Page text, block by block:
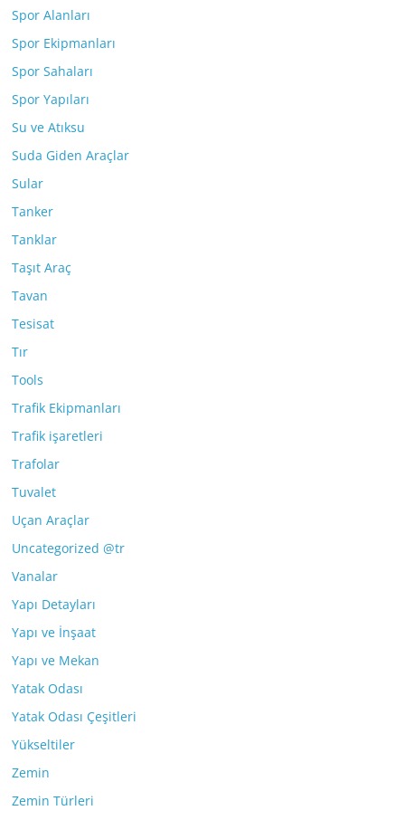
Spor Alanları
Spor Ekipmanları
Spor Sahaları
Spor Yapıları
Su ve Atıksu
Suda Giden Araçlar
Sular
Tanker
Tanklar
Taşıt Araç
Tavan
Tesisat
Tır
Tools
Trafik Ekipmanları
Trafik işaretleri
Trafolar
Tuvalet
Uçan Araçlar
Uncategorized @tr
Vanalar
Yapı Detayları
Yapı ve İnşaat
Yapı ve Mekan
Yatak Odası
Yatak Odası Çeşitleri
Yükseltiler
Zemin
Zemin Türleri